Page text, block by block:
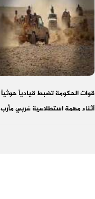
قوات الحكومة تضبط قيادياً حوثياً
أثناء مهمة استطلاعية غربي مأرب